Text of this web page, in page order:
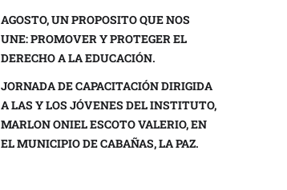
AGOSTO, UN PROPOSITO QUE NOS
UNE: PROMOVER Y PROTEGER EL
DERECHO A LA EDUCACIÓN.
JORNADA DE CAPACITACIÓN DIRIGIDA
A LAS Y LOS JÓVENES DEL INSTITUTO,
MARLON ONIEL ESCOTO VALERIO, EN
EL MUNICIPIO DE CABAÑAS, LA PAZ.